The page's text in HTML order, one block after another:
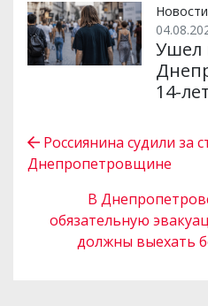
Ушел
14-
Россиянина судили за
Днепропетровщине
В
обязательную
должны выехать